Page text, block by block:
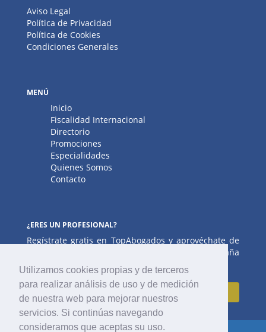
Utilizamos cookies propias y de terceros
para realizar análisis de uso y de medición
de nuestra web para mejorar nuestros
servicios. Si continúas navegando
consideramos que aceptas su uso.
Aviso Legal
Política de Privacidad
Política de Cookies
Condiciones Generales
MENÚ
Inicio
Fiscalidad Internacional
Directorio
Promociones
Especialidades
Quienes Somos
Contacto
¿ERES UN PROFESIONAL?
Regístrate gratis en TopAbogados y aprovéchate de
la oportunidad de salir en el portal líder de España
en legislación y abogacía.
Regístrate